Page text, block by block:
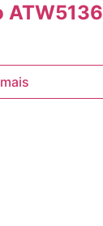
ATW5136